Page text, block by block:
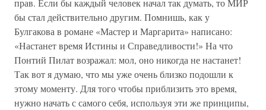
прав. Если бы каждый человек начал так думать, то МИР
бы стал действительно другим. Помнишь, как у
Булгакова в романе «Мастер и Маргарита» написано:
«Настанет время Истины и Справедливости!» На что
Понтий Пилат возражал: мол, оно никогда не настанет!
Так вот я думаю, что мы уже очень близко подошли к
этому моменту. Для того чтобы приблизить это время,
нужно начать с самого себя, используя эти же принципы,